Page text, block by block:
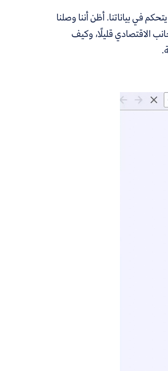
في بياناتنا. أظن أننا وصلنا
الاقتصادي قليلًا، وكيف